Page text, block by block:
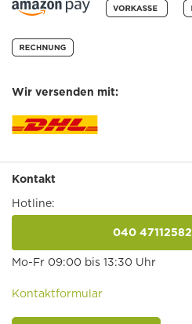
Wir versenden mit:
Kontakt
Hotline:
040 47112582
Mo-Fr 09:00 bis 13:30 Uhr
Kontaktformular